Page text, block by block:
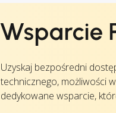
Wsparcie
Uzyskaj bezpośredni
technicznego, możliwości
dedykowane wsparcie,